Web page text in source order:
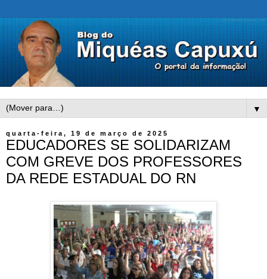
▼
quarta-feira, 19 de março de 2025
EDUCADORES SE SOLIDARIZAM
COM GREVE DOS PROFESSORES
DA REDE ESTADUAL DO RN